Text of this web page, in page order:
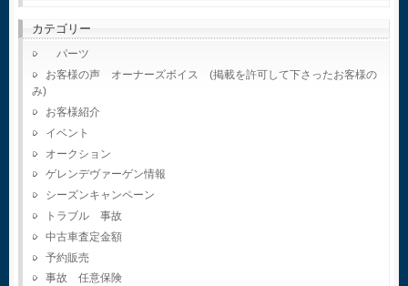
カテゴリー
パーツ
お客様の声 オーナーズボイス (掲載を許可して下さったお客様の
み)
お客様紹介
イベント
オークション
ゲレンデヴァーゲン情報
シーズンキャンペーン
トラブル 事故
中古車査定金額
予約販売
事故 任意保険